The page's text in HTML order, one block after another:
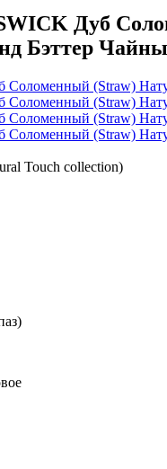
Дуб
Бэттер
Touch collection)